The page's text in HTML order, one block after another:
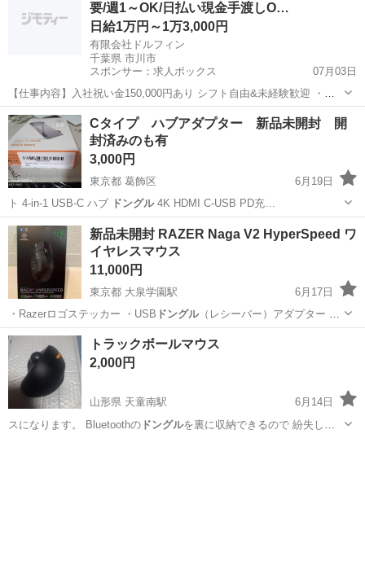
要/週1～OK/日払い現金手渡しO…
日給1万円～1万3,000円
有限会社ドルフィン
千葉県 市川市
スポンサー：求人ボックス
07月03日
【仕事内容】入社祝い金150,000円あり シフト自由&未経験歓迎
・直
行直帰OK ・一部車・自転車・バイク通勤OK ・週1～OK ・日払い・
週払いOK、現金手渡しも可能です! <仕事内容> 建築・土木工事現場
で...
アルバイト・パート
Cタイプ ハブアダプター 新品未開封 開
封済みのも有
3,000円
東京都 葛飾区
6月19日
ト 4-in-1 USB-C ハブ ドングル4K HDMI C-USB PD充…
東京 葛飾区 携帯アクセサリー
新品未開封 RAZER Naga V2 HyperSpeed ワ
イヤレスマウス
11,000円
東京都 大泉学園駅
6月17日
・Razerロゴステッカー ・USB ドングル（レシーバー）アダプター ・
単3リチ…
東京 練馬区 大泉学園駅 PCパーツ
トラックボールマウス
2,000円
山形県 天童南駅
6月14日
スになります。 Bluetoothのドングルを裏に収納できるので 紛失しに